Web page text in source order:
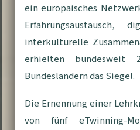
ein europäisches
Erfahrungsaustausch,
interkulturelle
erhielten
Bundesländern das Siegel.
Die Ernennung einer
von fünf eTwinning-